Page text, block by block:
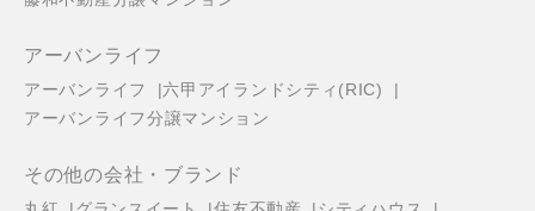
アーバンライフ
アーバンライフ
六甲アイランドシティ(RIC)
アーバンライフ分譲マンション
その他の会社・ブランド